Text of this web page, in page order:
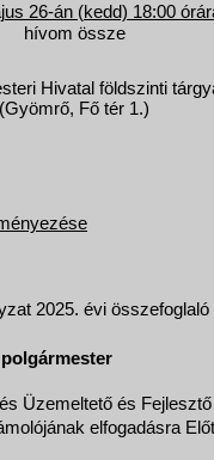
26-án (kedd) 18:00
hívom össze
Hivatal földszinti
(Gyömrő, Fő tér 1.)
2025. évi
Üzemeltető és
elfogadásra